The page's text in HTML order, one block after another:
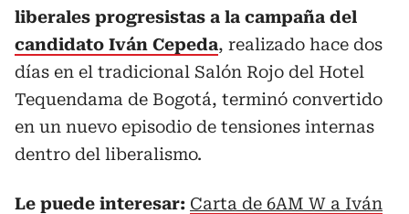
liberales progresistas a la campaña del
candidato Iván Cepeda, realizado hace dos
días en el tradicional Salón Rojo del Hotel
Tequendama de Bogotá, terminó convertido
en un nuevo episodio de tensiones internas
dentro del liberalismo.
Le puede interesar: Carta de 6AM W a Iván